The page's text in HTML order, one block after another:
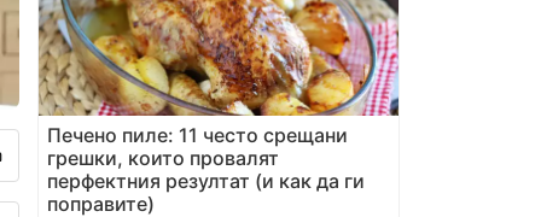
Печено пиле: 11 често срещани
грешки, които провалят
перфектния резултат (и как да ги
поправите)